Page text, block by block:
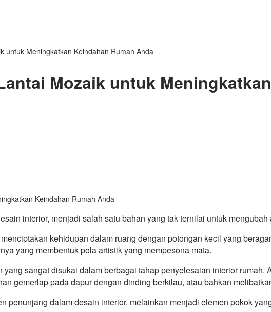
untuk Meningkatkan Keindahan Rumah Anda
Mozaik untuk
interior, menjadi salah satu bahan yang tak ternilai untuk mengubah
kehidupan dalam ruang dengan potongan kecil yang
yang membentuk pola artistik yang mempesona mata.
sangat disukai dalam berbagai tahap penyelesaian interior
gemerlap pada dapur dengan dinding berkilau, atau bahkan
penunjang dalam desain interior, melainkan menjadi elemen pokok